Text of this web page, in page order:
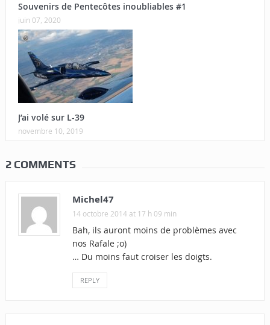
Souvenirs de Pentecôtes inoubliables #1
juin 07, 2020
J’ai volé sur L-39
novembre 10, 2019
2 COMMENTS
Michel47
14 octobre 2014 at 17 h 09 min
Bah, ils auront moins de problèmes avec
nos Rafale ;o)
… Du moins faut croiser les doigts.
REPLY